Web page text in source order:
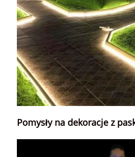
Pomysły na dekoracje z